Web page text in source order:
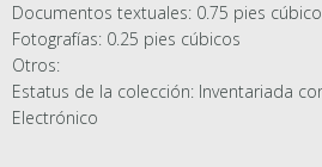
Documentos textuales: 0.75 pies
Fotografías: 0.25 pies cúbicos
Otros:
Estatus de la colección: Inventariada
Electrónico